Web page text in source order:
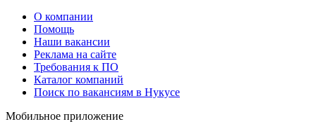
О компании
Помощь
Наши вакансии
Реклама на сайте
Требования к ПО
Каталог компаний
Поиск по вакансиям в Нукусе
Мобильное приложение